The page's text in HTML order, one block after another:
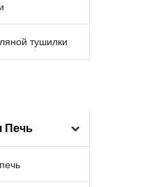
тушилки
Печь